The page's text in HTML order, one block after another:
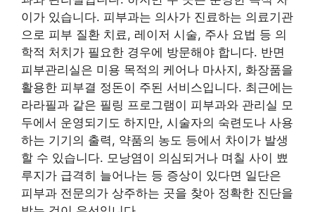
이가 있습니다. 피부과는 의사가 진료하는 의료기관
으로 피부 질환 치료, 레이저 시술, 주사 요법 등 의
학적 처치가 필요한 경우에 방문해야 합니다. 반면
피부관리실은 미용 목적의 케어나 마사지, 화장품을
활용한 피부결 정돈이 주된 서비스입니다. 최근에는
라라필과 같은 필링 프로그램이 피부과와 관리실 모
두에서 운영되기도 하지만, 시술자의 숙련도나 사용
하는 기기의 출력, 약품의 농도 등에서 차이가 발생
할 수 있습니다. 모낭염이 의심되거나 며칠 사이 뾰
루지가 급격히 늘어나는 등 증상이 있다면 일단은
피부과 전문의가 상주하는 곳을 찾아 정확한 진단을